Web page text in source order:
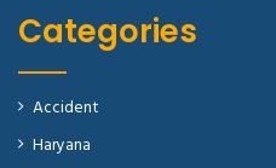
Categories
Accident
Haryana